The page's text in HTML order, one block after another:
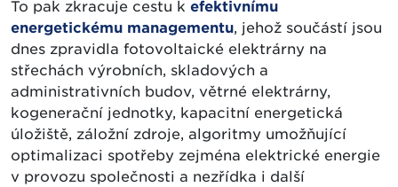
To pak zkracuje cestu k efektivnímu
energetickému managementu, jehož součástí jsou
dnes zpravidla fotovoltaické elektrárny na
střechách výrobních, skladových a
administrativních budov, větrné elektrárny,
kogenerační jednotky, kapacitní energetická
úložiště, záložní zdroje, algoritmy umožňující
optimalizaci spotřeby zejména elektrické energie
v provozu společnosti a nezřídka i další